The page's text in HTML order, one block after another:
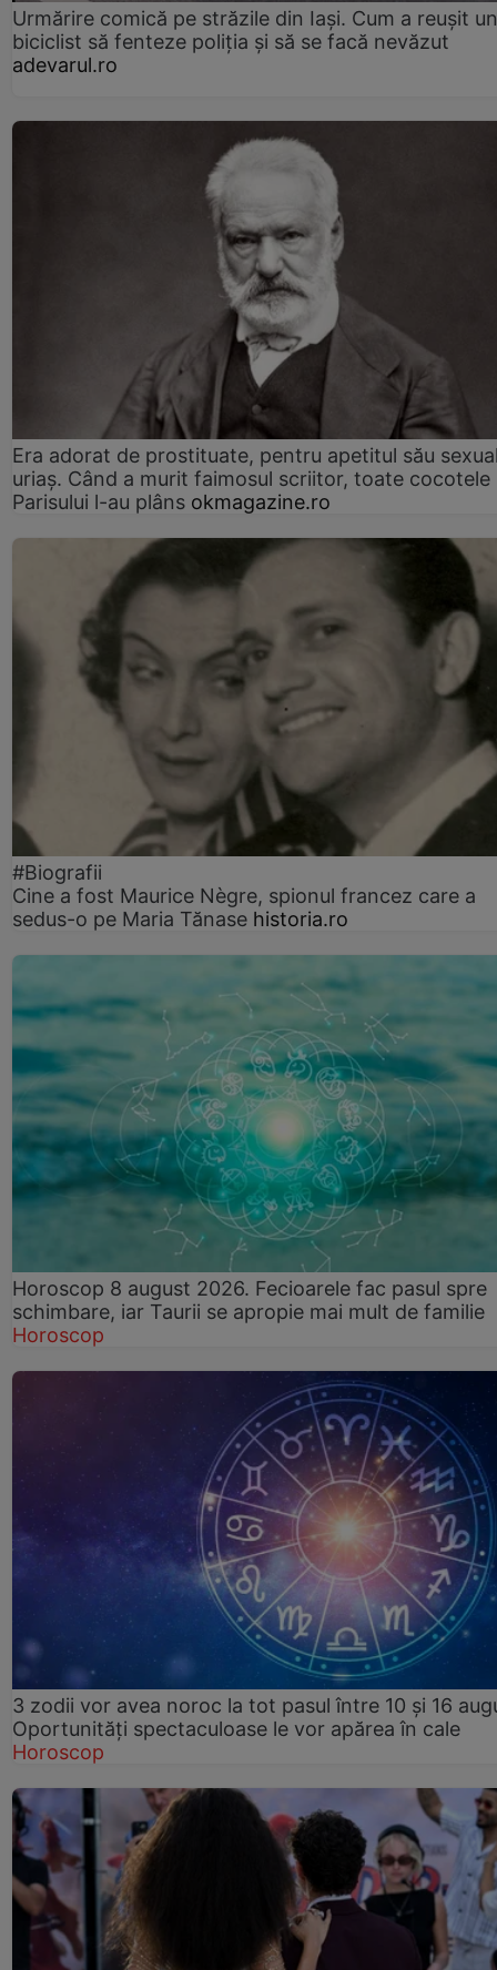
Urmărire comică pe străzile din Iași. Cum a reușit un
biciclist să fenteze poliția și să se facă nevăzut
adevarul.ro
Era adorat de prostituate, pentru apetitul său
uriaș. Când a murit faimosul scriitor, toate cocotele
Parisului l-au plâns okmagazine.ro
#Biografii
Cine a fost Maurice Nègre, spionul francez care a
sedus-o pe Maria Tănase historia.ro
Horoscop 8 august 2026. Fecioarele fac pasul spre
schimbare, iar Taurii se apropie mai mult de familie
Horoscop
3 zodii vor avea noroc la tot pasul între 10 și 16
Oportunități spectaculoase le vor apărea în cale
Horoscop